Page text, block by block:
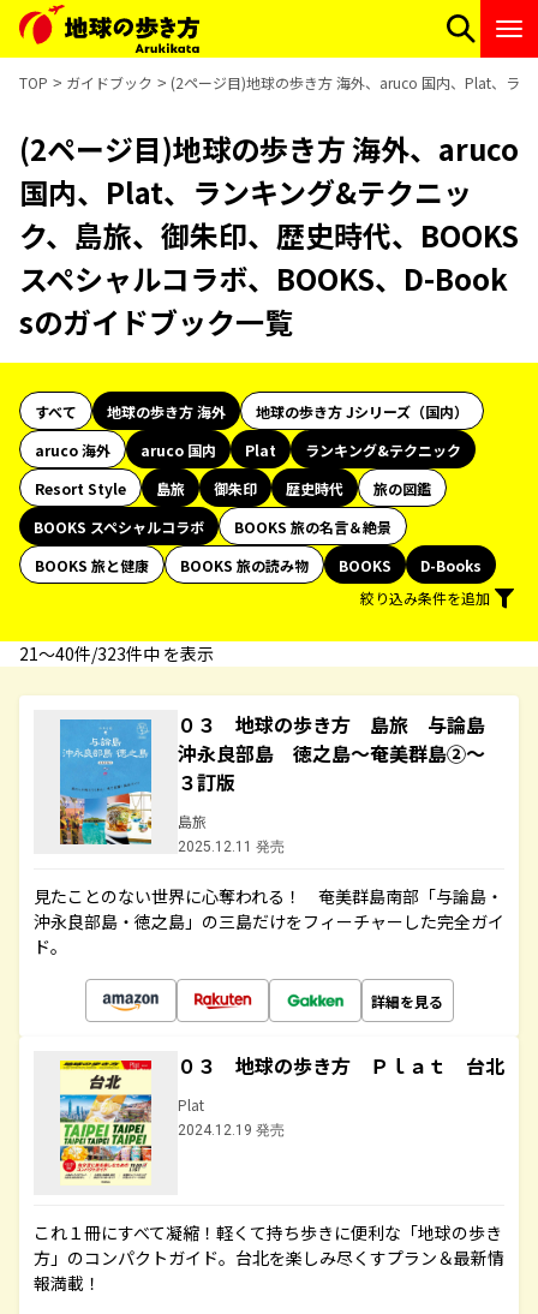
TOP ガイドブック (2ページ目)地球の歩き方 海外、aruco 国内、Plat、ラ
(2ページ目)地球の歩き方 海外、aruco
国内、Plat、ランキング&テクニッ
ク、島旅、御朱印、歴史時代、BOOKS
スペシャルコラボ、BOOKS、D-Book
sのガイドブック一覧
すべて 地球の歩き方 海外
地球の歩き方 Jシリーズ（国内）
aruco 海外
aruco 国内 Plat
ランキング&テクニック
Resort Style
島旅 御朱印 歴史時代
旅の図鑑
BOOKS スペシャルコラボ
BOOKS 旅の名言＆絶景
BOOKS 旅と健康
BOOKS 旅の読み物 BOOKS
D-Books
絞り込み条件を追加
21〜40件/323件中 を表示
０３ 地球の歩き方 島旅 与論島
沖永良部島 徳之島～奄美群島②～
３訂版
島旅
2025.12.11 発売
見たことのない世界に心奪われる！ 奄美群島南部「与論島・
沖永良部島・徳之島」の三島だけをフィーチャーした完全ガイ
ド。
詳細を見る
０３ 地球の歩き方 Ｐｌａｔ 台北
Plat
2024.12.19 発売
これ１冊にすべて凝縮！軽くて持ち歩きに便利な「地球の歩き
方」のコンパクトガイド。台北を楽しみ尽くすプラン＆最新情
報満載！